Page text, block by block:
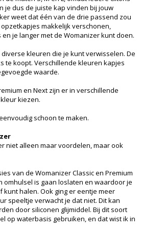
je dus de juiste kap vinden bij jouw
weet dat één van de drie passend zou
makkelijk verschonen,
je langer met de Womanizer kunt doen.
kleuren die je kunt verwisselen. De
te koopt. Verschillende kleuren kapjes
waarde.
en Next zijn er in verschillende
kiezen.
schoon te maken.
niet alleen maar voordelen, maar ook
van de Womanizer Classic en Premium
omhulsel is gaan loslaten en waardoor je
halen. Ook ging er eentje meer
speeltje verwacht je dat niet. Dit kan
door siliconen glijmiddel. Bij dit soort
op waterbasis gebruiken, en dat wist ik in